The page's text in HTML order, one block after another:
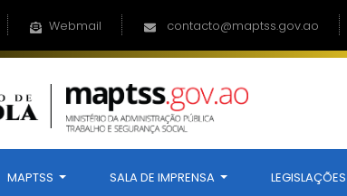
Webmail contacto@maptss.gov.ao
MAPTSS SALA DE IMPRENSA LEGISLAÇÕES